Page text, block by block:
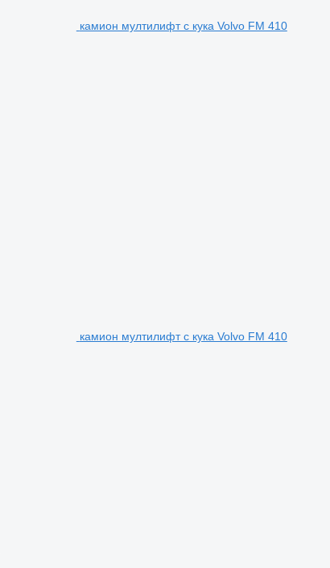
камион мултилифт с кука Volvo FM 410
камион мултилифт с кука Volvo FM 410